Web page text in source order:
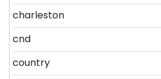
charleston
cnd
country